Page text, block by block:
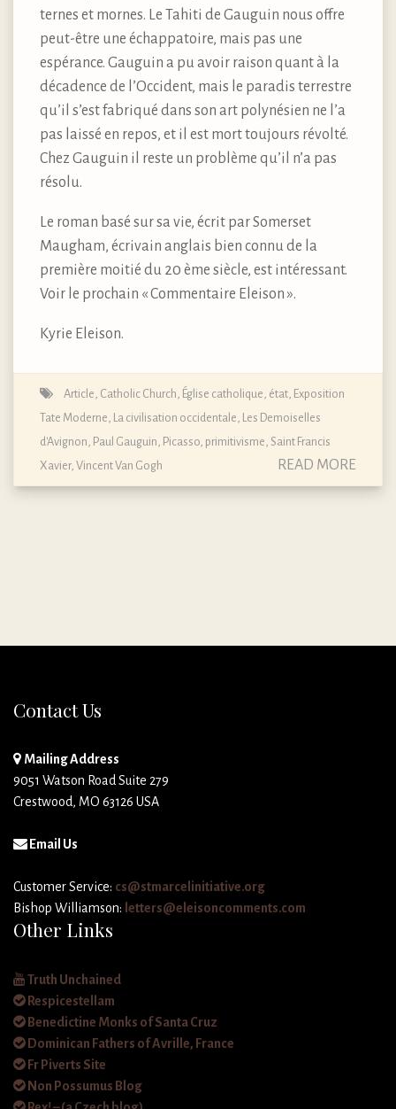
ternes et mornes. Le Tahiti de Gauguin nous offre
peut-être une échappatoire, mais pas une
espérance. Gauguin a pu avoir raison quant à la
décadence de l’Occident, mais le paradis terrestre
qu’il s’est fabriqué dans son art polynésien ne l’a
pas laissé en repos, et il est mort toujours révolté.
Chez Gauguin il reste un problème qu’il n’a pas
résolu.
Le roman basé sur sa vie, écrit par Somerset
Maugham, écrivain anglais bien connu de la
première moitié du 20 ème siècle, est intéressant.
Voir le prochain « Commentaire Eleison ».
Kyrie Eleison.
Article Catholic Church Église catholique état Exposition
Tate Moderne La civilisation occidentale Les Demoiselles
d'Avignon Paul Gauguin Picasso primitivisme Saint Francis
Xavier, Vincent Van Gogh READ MORE
Contact Us
Mailing Address
9051 Watson Road Suite 279
Crestwood, MO 63126 USA
Email Us
Customer Service: cs@stmarcelinitiative.org
Bishop Williamson: letters@eleisoncomments.com
Other Links
Truth Unchained
Respicestellam
Benedictine Monks of Santa Cruz
Dominican Fathers of Avrille, France
Fr Piverts Site
Non Possumus Blog